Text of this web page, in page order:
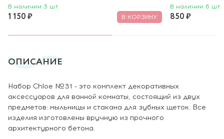
В наличии 3 шт.
1 150 ₽ В КОРЗИНУ
В наличии 6 шт.
850 ₽
ОПИСАНИЕ
Набор Chloe №31 - это комплект декоративных
аксессуаров для ванной комнаты, состоящий из двух
предметов: мыльницы и стакана для зубных щеток. Все
изделия изготовлены вручную из прочного
архитектурного бетона.